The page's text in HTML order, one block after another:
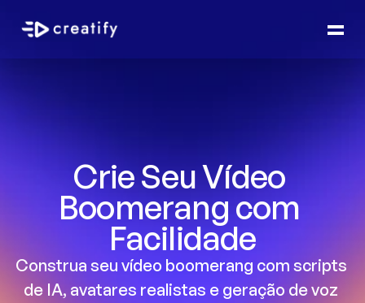
Crie Seu Vídeo
Boomerang com
Facilidade
Construa seu vídeo boomerang com scripts
de IA, avatares realistas e geração de voz